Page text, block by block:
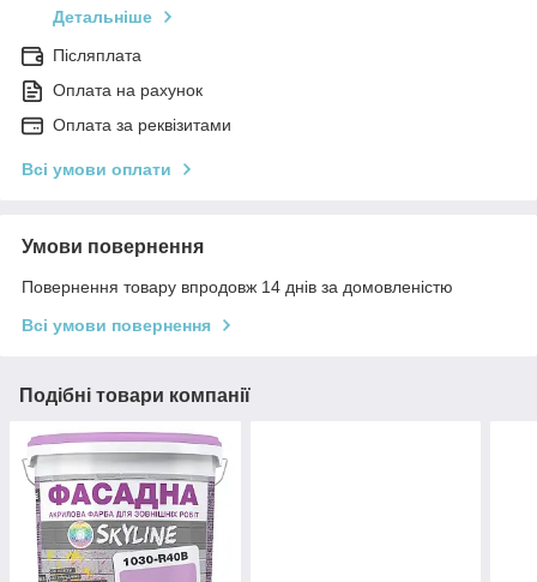
Детальніше
Післяплата
Оплата на рахунок
Оплата за реквізитами
Всі умови оплати
Умови повернення
Повернення товару впродовж 14 днів за домовленістю
Всі умови повернення
Подібні товари компанії